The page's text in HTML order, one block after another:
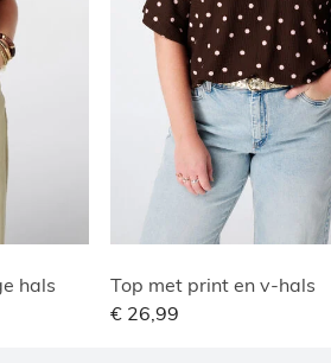
hals
Top met print en v-hals
€ 26,99